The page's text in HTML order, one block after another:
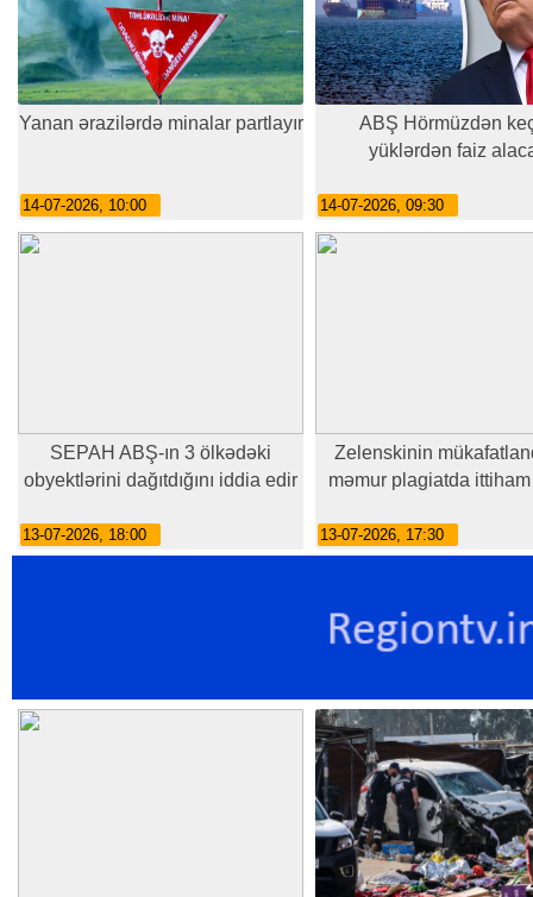
Yanan ərazilərdə minalar partlayır
14-07-2026, 10:00
ABŞ Hörmüzdən
yüklərdən faiz
14-07-2026, 09:30
SEPAH ABŞ-ın 3 ölkədəki
obyektlərini dağıtdığını iddia edir
13-07-2026, 18:00
Zelenskinin
məmur plagiatda
13-07-2026, 17:30